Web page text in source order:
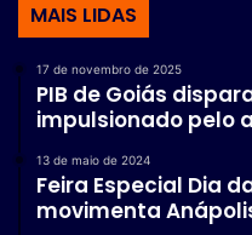
MAIS LIDAS
17 de novembro de 2025
PIB de Goiás
impulsionado pelo
13 de maio de 2024
Feira Especial Dia
movimenta